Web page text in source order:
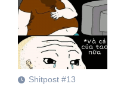
Shitpost #13